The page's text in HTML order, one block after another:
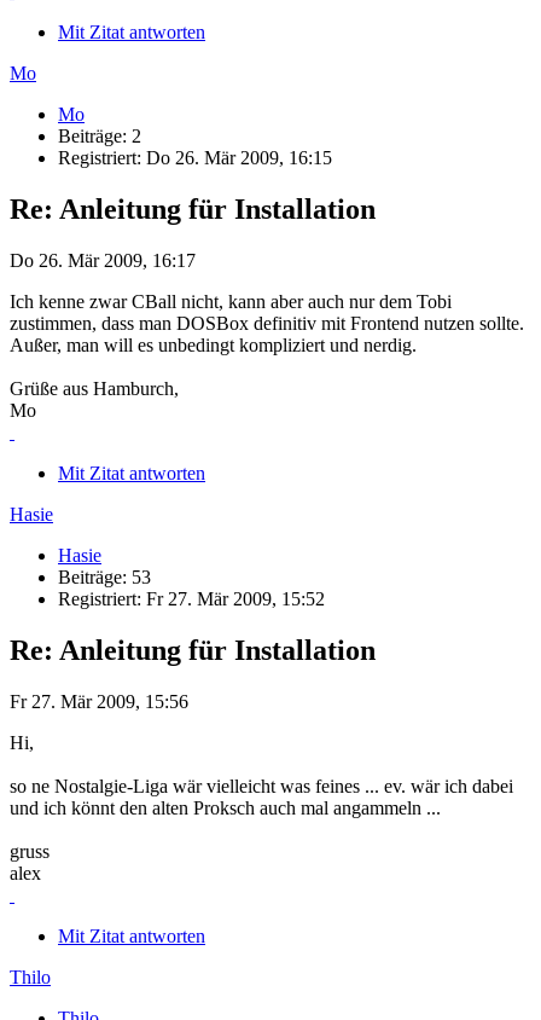
Mit Zitat antworten
Mo
Mo
Beiträge: 2
Registriert: Do 26. Mär 2009, 16:15
Re: Anleitung für Installation
Do 26. Mär 2009, 16:17
Ich kenne zwar CBall nicht, kann aber auch nur dem Tobi
zustimmen, dass man DOSBox definitiv mit Frontend nutzen sollte.
Außer, man will es unbedingt kompliziert und nerdig.
Grüße aus Hamburch,
Mo
Mit Zitat antworten
Hasie
Hasie
Beiträge: 53
Registriert: Fr 27. Mär 2009, 15:52
Re: Anleitung für Installation
Fr 27. Mär 2009, 15:56
Hi,
so ne Nostalgie-Liga wär vielleicht was feines ... ev. wär ich dabei
und ich könnt den alten Proksch auch mal angammeln ...
gruss
alex
Mit Zitat antworten
Thilo